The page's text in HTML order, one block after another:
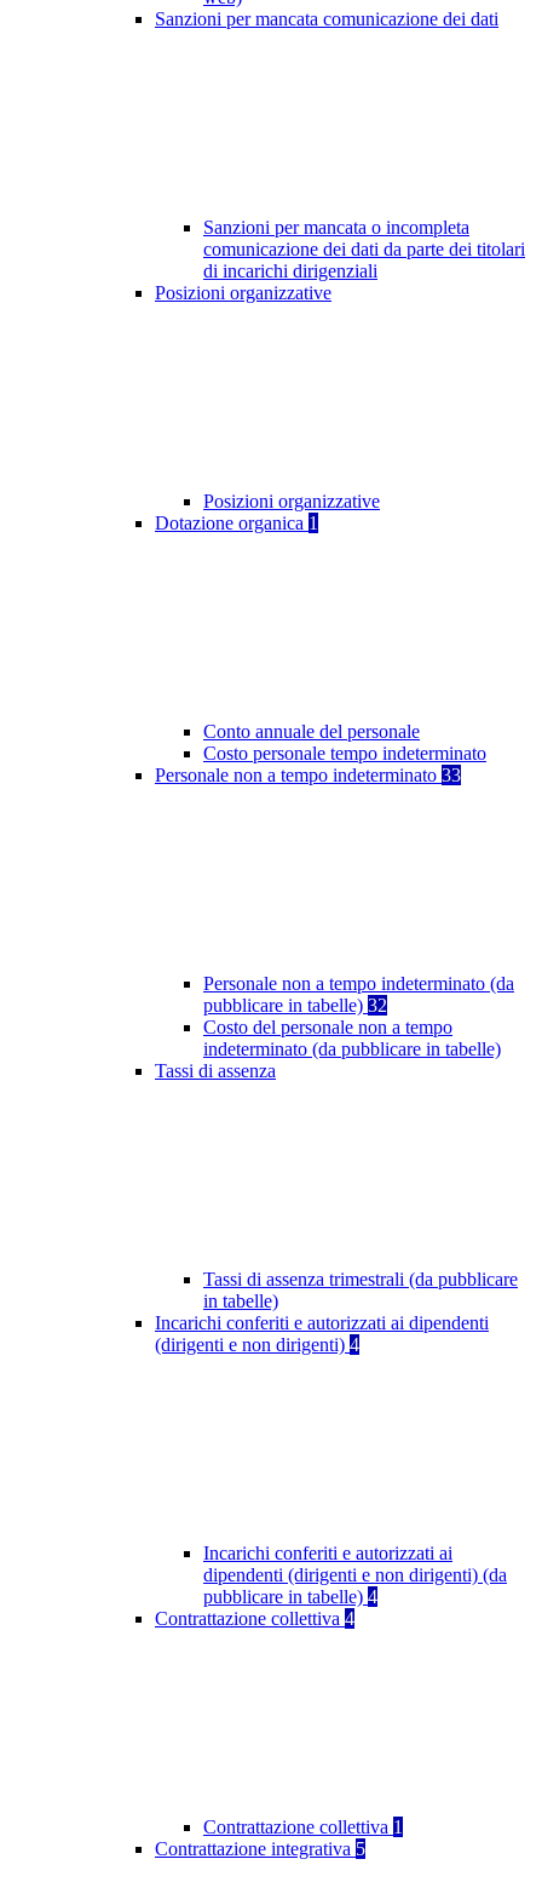
Sanzioni per mancata comunicazione dei dati
Sanzioni per mancata o incompleta
comunicazione dei dati da parte dei titolari
di incarichi dirigenziali
Posizioni organizzative
Posizioni organizzative
Dotazione organica 1
Conto annuale del personale
Costo personale tempo indeterminato
Personale non a tempo indeterminato 33
Personale non a tempo indeterminato (da
pubblicare in tabelle) 32
Costo del personale non a tempo
indeterminato (da pubblicare in tabelle)
Tassi di assenza
Tassi di assenza trimestrali (da pubblicare
in tabelle)
Incarichi conferiti e autorizzati ai dipendenti
(dirigenti e non dirigenti) 4
Incarichi conferiti e autorizzati ai
dipendenti (dirigenti e non dirigenti) (da
pubblicare in tabelle) 4
Contrattazione collettiva 4
Contrattazione collettiva 1
Contrattazione integrativa 5